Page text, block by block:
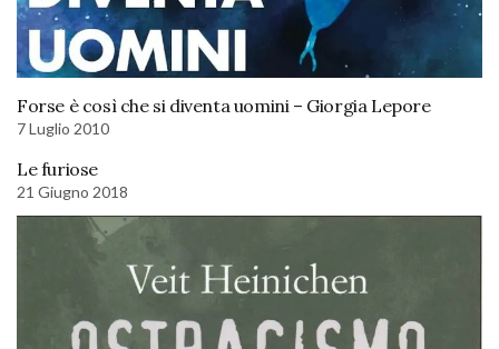
Forse è così che si diventa uomini – Giorgia Lepore
7 Luglio 2010
Le furiose
21 Giugno 2018